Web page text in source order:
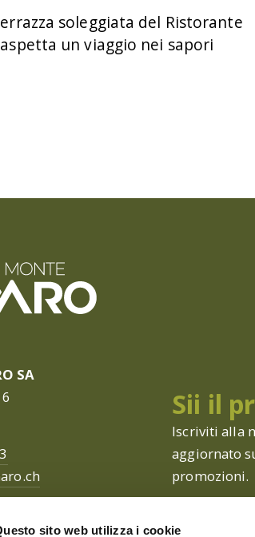
sito web utilizza i cookie
soleggiata del Ristorante
un viaggio nei sapori
SA
Sii il
Iscriviti alla
aggiornato
promozioni.